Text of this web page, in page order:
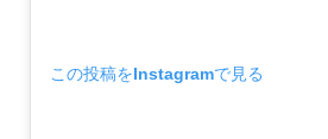
この投稿をInstagramで見る